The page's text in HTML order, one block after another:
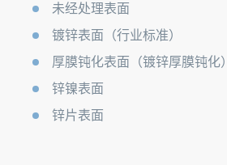
未经处理表面
镀锌表面（行业标准）
厚膜钝化表面（镀锌厚膜钝化）
锌镍表面
锌片表面